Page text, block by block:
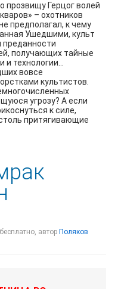
прозвищу Герцог волей
– охотников
предполагал, к чему
Ушедшими, культ
получающих тайные
и технологии…
вовсе
культистов.
угрозу? А если
к силе,
притягивающие
автор Поляков